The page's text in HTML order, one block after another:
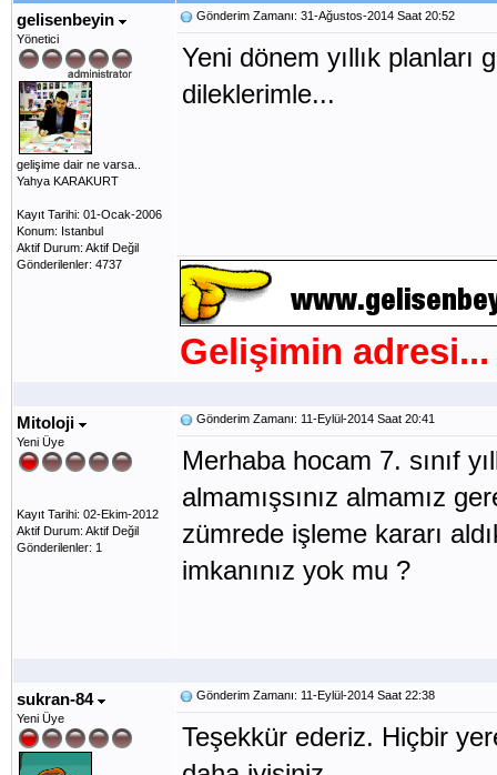
gelisenbeyin
Yönetici
gelişime dair ne varsa..
Yahya KARAKURT
Kayıt Tarihi: 01-Ocak-2006
Konum: Istanbul
Aktif Durum: Aktif Değil
Gönderilenler: 4737
Gönderim Zamanı: 31-Ağustos-2014 Saat 20:52
Yeni dönem yıllık planları
dileklerimle...
Gelişimin adresi...
Mitoloji
Yeni Üye
Kayıt Tarihi: 02-Ekim-2012
Aktif Durum: Aktif Değil
Gönderilenler: 1
Gönderim Zamanı: 11-Eylül-2014 Saat 20:41
Merhaba hocam 7. sınıf
almamışsınız almamız
zümrede işleme kararı
imkanınız yok mu ?
sukran-84
Yeni Üye
Gönderim Zamanı: 11-Eylül-2014 Saat 22:38
Teşekkür ederiz. Hiçbir